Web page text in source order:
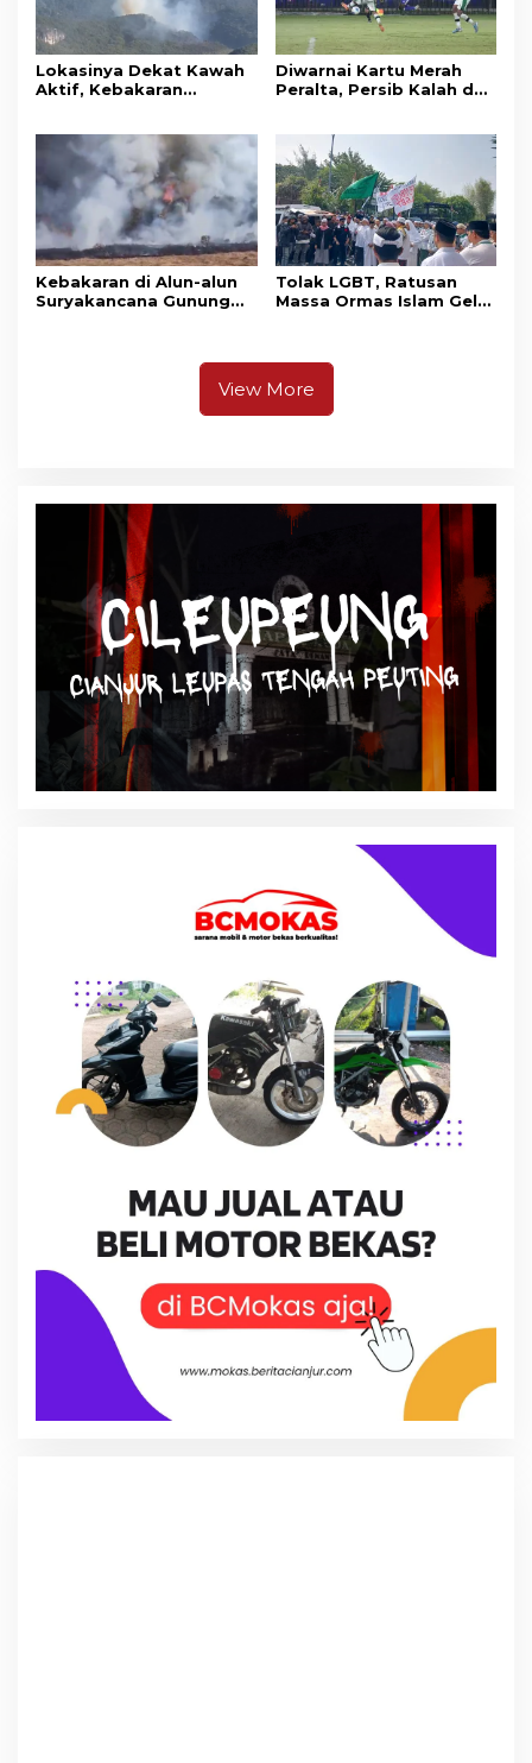
Lokasinya Dekat Kawah
Aktif, Kebakaran
Pangrango
Diwarnai Kartu Merah
Peralta, Persib Kalah dari
Kebakaran di Alun-alun
Suryakancana Gunung
Tolak LGBT, Ratusan
Massa Ormas Islam Gelar
View More